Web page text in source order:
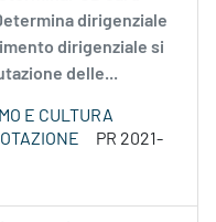
dirigenziale
dirigenziale si
delle...
E CULTURA
PR 2021-